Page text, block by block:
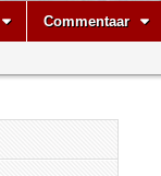
Commentaar